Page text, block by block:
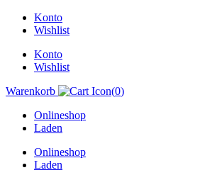
Konto
Wishlist
Konto
Wishlist
Warenkorb
(0)
Onlineshop
Laden
Onlineshop
Laden